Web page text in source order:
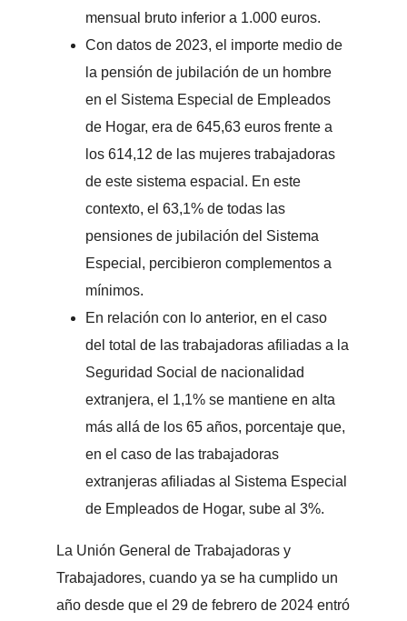
mensual bruto inferior a 1.000 euros.
Con datos de 2023, el importe medio de
la pensión de jubilación de un hombre
en el Sistema Especial de Empleados
de Hogar, era de 645,63 euros frente a
los 614,12 de las mujeres trabajadoras
de este sistema espacial. En este
contexto, el 63,1% de todas las
pensiones de jubilación del Sistema
Especial, percibieron complementos a
mínimos.
En relación con lo anterior, en el caso
del total de las trabajadoras afiliadas a la
Seguridad Social de nacionalidad
extranjera, el 1,1% se mantiene en alta
más allá de los 65 años, porcentaje que,
en el caso de las trabajadoras
extranjeras afiliadas al Sistema Especial
de Empleados de Hogar, sube al 3%.
La Unión General de Trabajadoras y
Trabajadores, cuando ya se ha cumplido un
año desde que el 29 de febrero de 2024 entró